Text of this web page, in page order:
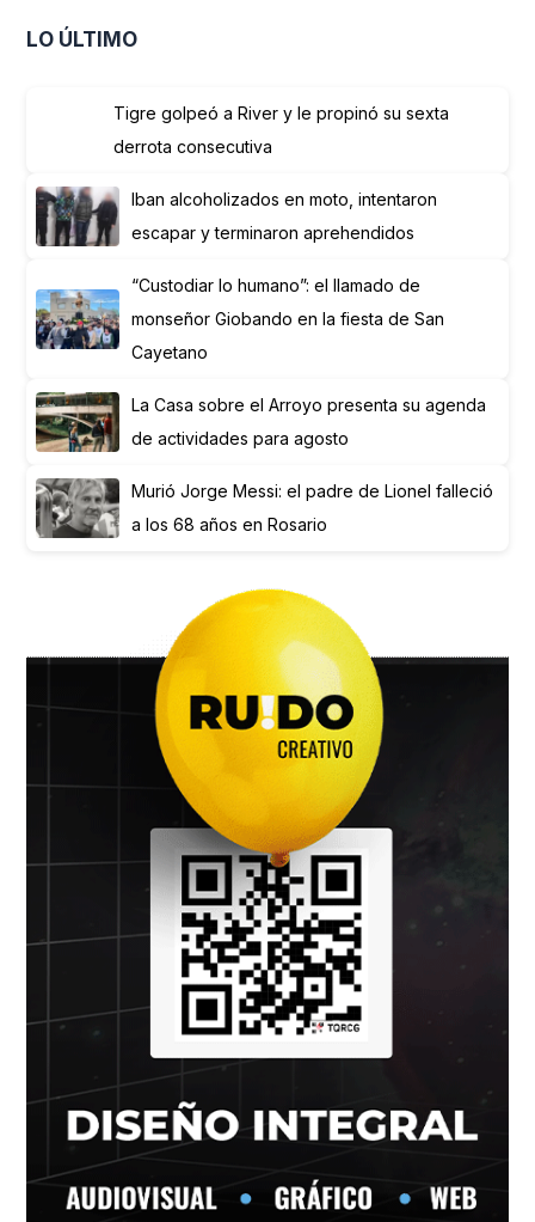
LO ÚLTIMO
Tigre golpeó a River y le propinó su sexta
derrota consecutiva
Iban alcoholizados en moto, intentaron
escapar y terminaron aprehendidos
“Custodiar lo humano”: el llamado de
monseñor Giobando en la fiesta de San
Cayetano
La Casa sobre el Arroyo presenta su agenda
de actividades para agosto
Murió Jorge Messi: el padre de Lionel falleció
a los 68 años en Rosario